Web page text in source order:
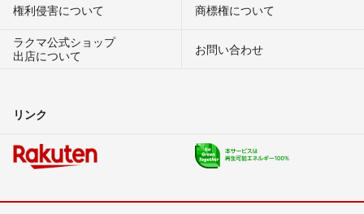
権利侵害について
商標権について
ラクマ公式ショップ
出店について
お問い合わせ
リンク